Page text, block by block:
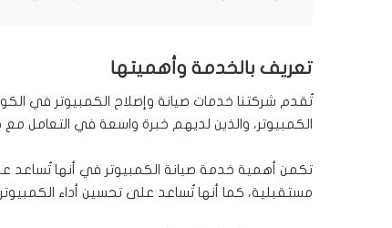
تعريف بالخدمة وأهميتها
تُقدم شركتنا خدمات صيانة وإصلاح الكمبيوتر في
الكمبيوتر، والذين لديهم خبرة واسعة في التعامل مع
تكمن أهمية خدمة صيانة الكمبيوتر في أنها
مستقبلية، كما أنها تُساعد على تحسين أداء